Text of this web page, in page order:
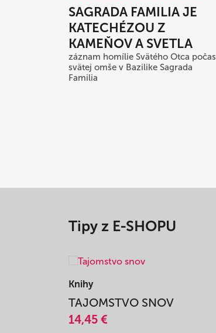
SAGRADA FAMILIA JE
KATECHÉZOU Z
KAMEŇOV A SVETLA
záznam homílie Svätého Otca počas
svätej omše v Bazilike Sagrada
Familia
Tipy z E-SHOPU
Knihy
TAJOMSTVO SNOV
14,45 €